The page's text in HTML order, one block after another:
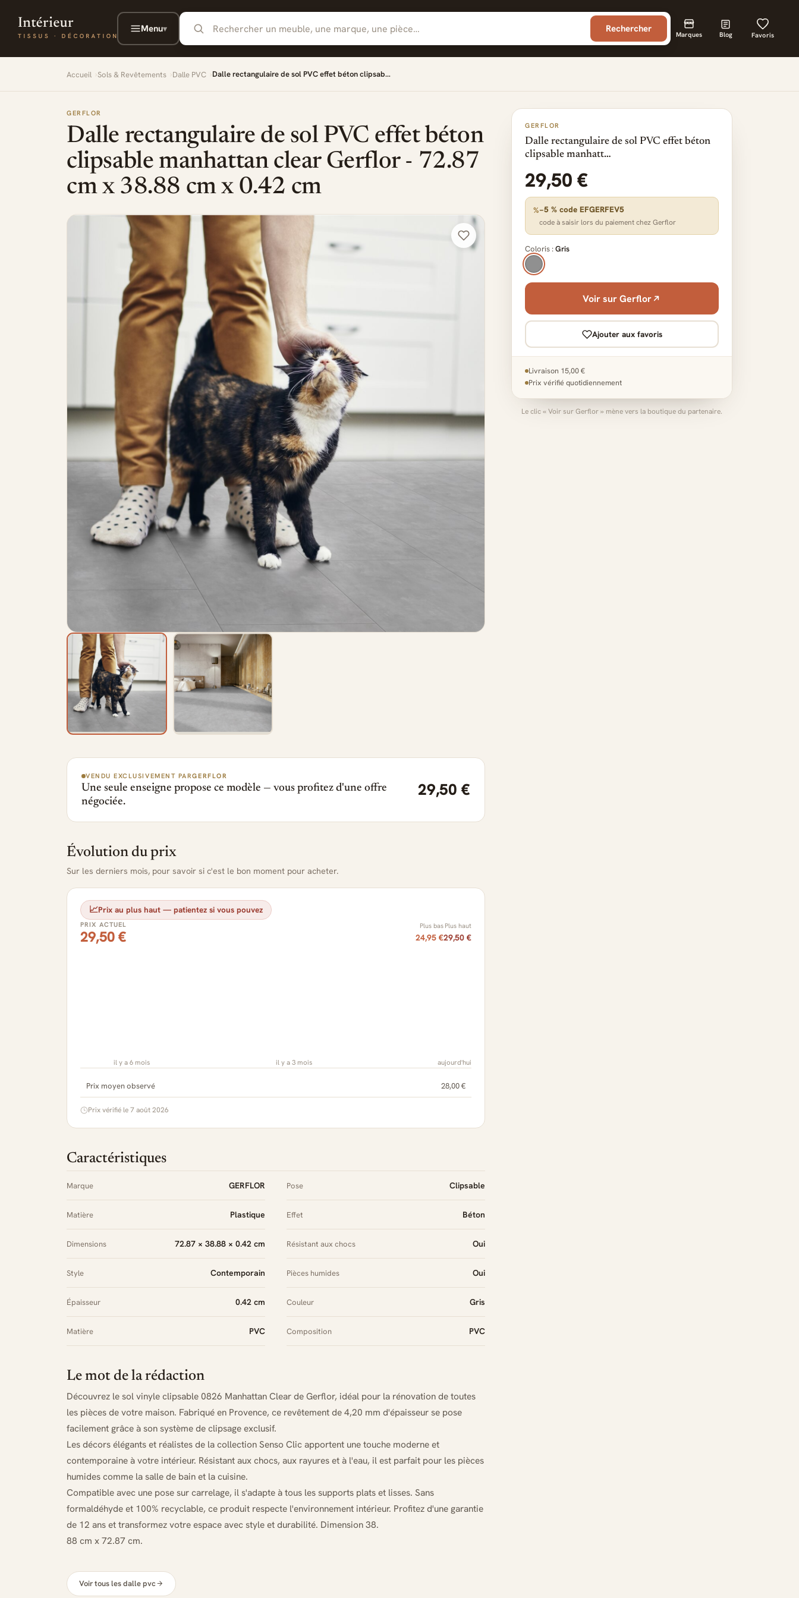
Menu▾ Rechercher Marques Blog Favoris
Accueil Sols & Revêtements Dalle PVC Dalle rectangulaire de sol PVC effet béton clipsab…
GERFLOR
Dalle rectangulaire de sol PVC effet béton
clipsable manhattan clear Gerflor - 72.87
cm x 38.88 cm x 0.42 cm
VENDU EXCLUSIVEMENT PARGERFLOR
Une seule enseigne propose ce modèle — vous profitez d'une offre
négociée.
29,50 €
Évolution du prix
Sur les derniers mois, pour savoir si c'est le bon moment pour acheter.
📈Prix au plus haut — patientez si vous pouvez
PRIX ACTUEL
29,50 €
Plus bas
24,95 €
Plus haut
29,50 €
il y a 6 mois il y a 3 mois aujourd'hui
Prix moyen observé 28,00 €
Prix vérifié le 7 août 2026
Caractéristiques
Marque GERFLOR
Matière Plastique
Dimensions 72.87 × 38.88 × 0.42 cm
Style Contemporain
Épaisseur 0.42 cm
Matière PVC
Pose Clipsable
Effet Béton
Résistant aux chocs Oui
Pièces humides Oui
Couleur Gris
Composition PVC
Le mot de la rédaction
Découvrez le sol vinyle clipsable 0826 Manhattan Clear de Gerflor, idéal pour la rénovation de toutes
les pièces de votre maison. Fabriqué en Provence, ce revêtement de 4,20 mm d'épaisseur se pose
facilement grâce à son système de clipsage exclusif.
Les décors élégants et réalistes de la collection Senso Clic apportent une touche moderne et
contemporaine à votre intérieur. Résistant aux chocs, aux rayures et à l'eau, il est parfait pour les pièces
humides comme la salle de bain et la cuisine.
Compatible avec une pose sur carrelage, il s'adapte à tous les supports plats et lisses. Sans
formaldéhyde et 100% recyclable, ce produit respecte l'environnement intérieur. Profitez d'une garantie
de 12 ans et transformez votre espace avec style et durabilité. Dimension 38.
88 cm x 72.87 cm.
Voir tous les dalle pvc
GERFLOR
Dalle rectangulaire de sol PVC effet béton
clipsable manhatt…
29,50 €
%−5 % code EFGERFEV5
code à saisir lors du paiement chez Gerflor
Coloris :Gris
Voir sur Gerflor
Ajouter aux favoris
Livraison 15,00 €
Prix vérifié quotidiennement
Le clic « Voir sur Gerflor » mène vers la boutique du partenaire.